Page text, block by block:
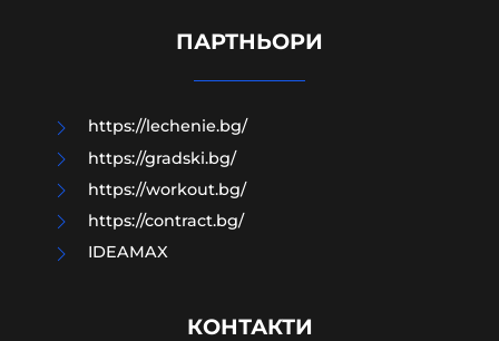
ПАРТНЬОРИ
https://lechenie.bg/
https://gradski.bg/
https://workout.bg/
https://contract.bg/
IDEAMAX
КОНТАКТИ